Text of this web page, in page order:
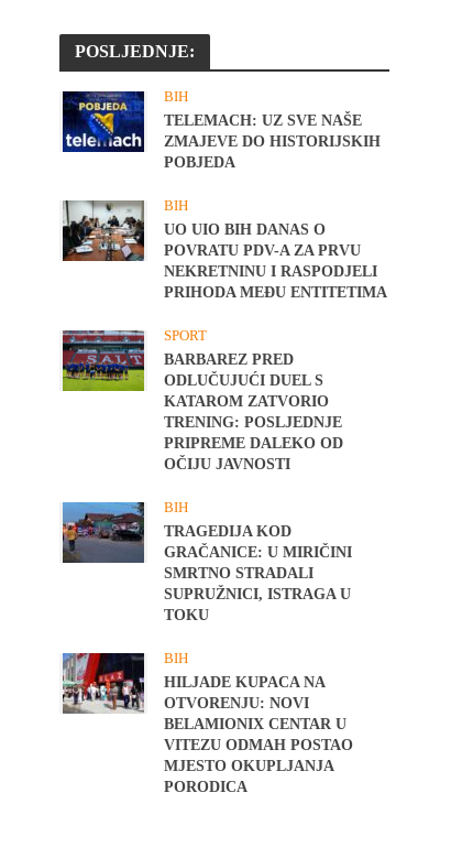
POSLJEDNJE:
BIH
TELEMACH: UZ SVE NAŠE
ZMAJEVE DO HISTORIJSKIH
POBJEDA
BIH
UO UIO BIH DANAS O
POVRATU PDV-A ZA PRVU
NEKRETNINU I RASPODJELI
PRIHODA MEĐU ENTITETIMA
SPORT
BARBAREZ PRED
ODLUČUJUĆI DUEL S
KATAROM ZATVORIO
TRENING: POSLJEDNJE
PRIPREME DALEKO OD
OČIJU JAVNOSTI
BIH
TRAGEDIJA KOD
GRAČANICE: U MIRIČINI
SMRTNO STRADALI
SUPRUŽNICI, ISTRAGA U
TOKU
BIH
HILJADE KUPACA NA
OTVORENJU: NOVI
BELAMIONIX CENTAR U
VITEZU ODMAH POSTAO
MJESTO OKUPLJANJA
PORODICA